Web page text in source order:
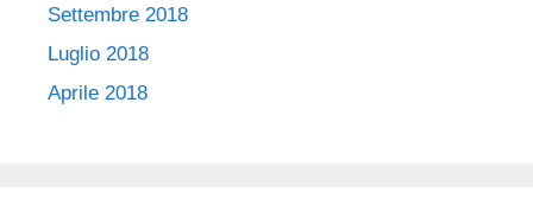
Settembre 2018
Luglio 2018
Aprile 2018